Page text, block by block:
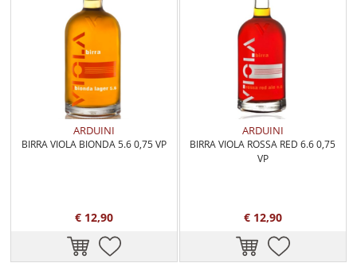
ARDUINI
BIRRA VIOLA BIONDA 5.6 0,75 VP
€ 12,90
ARDUINI
BIRRA VIOLA ROSSA RED 6.6 0,75
VP
€ 12,90